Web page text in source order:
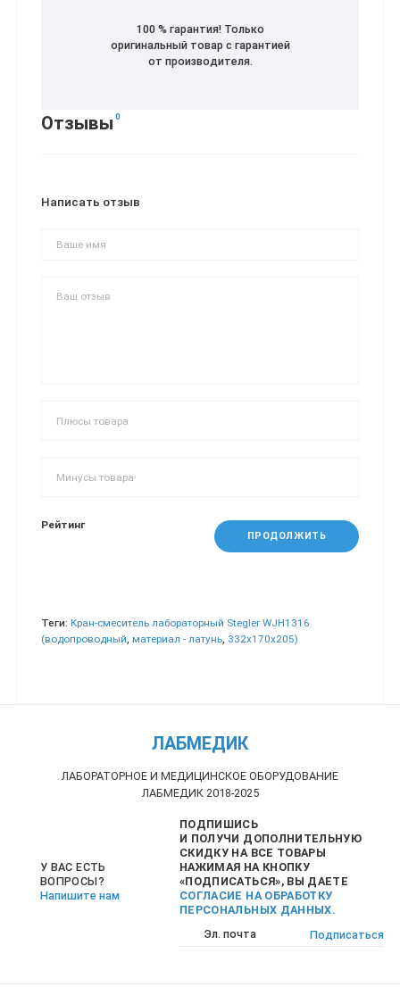
100 % гарантия! Только
оригинальный товар с гарантией
от производителя.
Отзывы 0
Написать отзыв
Рейтинг
ПРОДОЛЖИТЬ
Теги: Кран-смеситель лабораторный Stegler WJH1316
(водопроводный, материал - латунь, 332х170х205)
ЛАБМЕДИК
ЛАБОРАТОРНОЕ И МЕДИЦИНСКОЕ ОБОРУДОВАНИЕ
ЛАБМЕДИК 2018-2025
У ВАС ЕСТЬ
ВОПРОСЫ?
Напишите нам
ПОДПИШИСЬ
И ПОЛУЧИ ДОПОЛНИТЕЛЬНУЮ
СКИДКУ НА ВСЕ ТОВАРЫ
НАЖИМАЯ НА КНОПКУ
«ПОДПИСАТЬСЯ», ВЫ ДАЕТЕ
СОГЛАСИЕ НА ОБРАБОТКУ
ПЕРСОНАЛЬНЫХ ДАННЫХ.
Подписаться